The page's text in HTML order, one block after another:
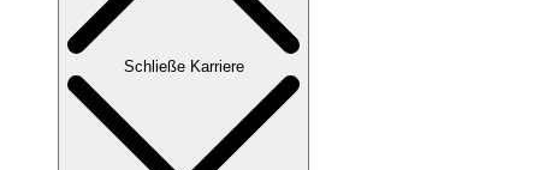
Schließe Karriere